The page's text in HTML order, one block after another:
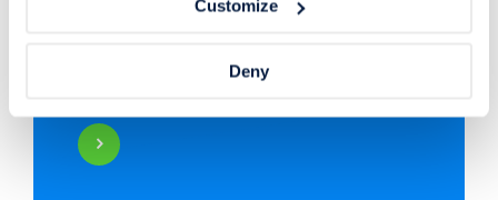
Customize
Deny
Zkontrolujte si počet
Najeté kilometry